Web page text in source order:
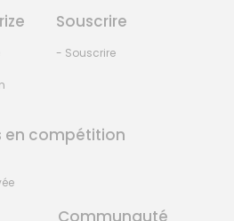
Souscrire
- Souscrire
en compétition
Communauté